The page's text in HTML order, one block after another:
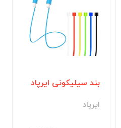
بند سیلیکونی ایرپاد
ایرپاد